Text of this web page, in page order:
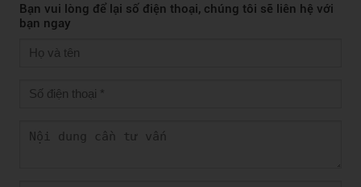
Bạn vui lòng để lại số điện thoại, chúng tôi sẽ liên hệ với
bạn ngay